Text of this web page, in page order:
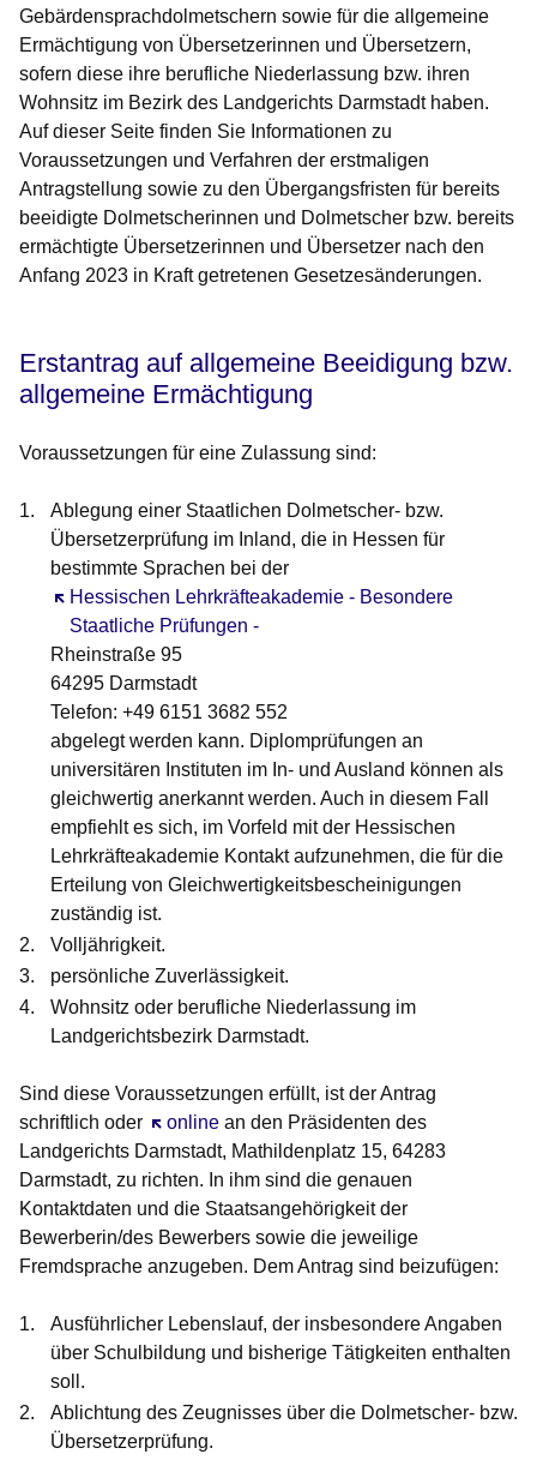
Gebärdensprachdolmetschern sowie für die allgemeine
Ermächtigung von Übersetzerinnen und Übersetzern,
sofern diese ihre berufliche Niederlassung bzw. ihren
Wohnsitz im Bezirk des Landgerichts Darmstadt haben.
Auf dieser Seite finden Sie Informationen zu
Voraussetzungen und Verfahren der erstmaligen
Antragstellung sowie zu den Übergangsfristen für bereits
beeidigte Dolmetscherinnen und Dolmetscher bzw. bereits
ermächtigte Übersetzerinnen und Übersetzer nach den
Anfang 2023 in Kraft getretenen Gesetzesänderungen.
Erstantrag auf allgemeine Beeidigung bzw.
allgemeine Ermächtigung
Voraussetzungen für eine Zulassung sind:
Ablegung einer Staatlichen Dolmetscher- bzw.
Übersetzerprüfung im Inland, die in Hessen für
bestimmte Sprachen bei der
Hessischen Lehrkräfteakademie - Besondere
Staatliche Prüfungen -
Öffnet sich in einem neuen Fenster
Rheinstraße 95
64295 Darmstadt
Telefon: +49 6151 3682 552
abgelegt werden kann. Diplomprüfungen an
universitären Instituten im In- und Ausland können als
gleichwertig anerkannt werden. Auch in diesem Fall
empfiehlt es sich, im Vorfeld mit der Hessischen
Lehrkräfteakademie Kontakt aufzunehmen, die für die
Erteilung von Gleichwertigkeitsbescheinigungen
zuständig ist.
Volljährigkeit.
persönliche Zuverlässigkeit.
Wohnsitz oder berufliche Niederlassung im
Landgerichtsbezirk Darmstadt.
Sind diese Voraussetzungen erfüllt, ist der Antrag
schriftlich oder
online
Öffnet sich in einem neuen Fenster
an den Präsidenten des
Landgerichts Darmstadt, Mathildenplatz 15, 64283
Darmstadt, zu richten. In ihm sind die genauen
Kontaktdaten und die Staatsangehörigkeit der
Bewerberin/des Bewerbers sowie die jeweilige
Fremdsprache anzugeben. Dem Antrag sind beizufügen:
Ausführlicher Lebenslauf, der insbesondere Angaben
über Schulbildung und bisherige Tätigkeiten enthalten
soll.
Ablichtung des Zeugnisses über die Dolmetscher- bzw.
Übersetzerprüfung.